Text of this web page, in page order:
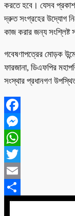
করতে হবে। যেসব
দ্রুত সংগ্রহের উদ্যোগ
কাজ করার জন্য
গবেষণাপত্রের মোড়ক
ফারজানা, ডিএফপির
সংস্থার প্রধানগণ
Facebook
Messenger
WhatsApp
Twitter
Email
Share